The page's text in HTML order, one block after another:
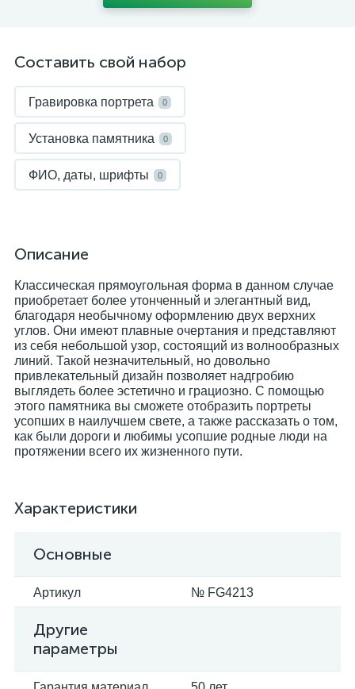
Составить свой набор
Гравировка портрета 0
Установка памятника 0
ФИО, даты, шрифты 0
Описание
Классическая прямоугольная форма в данном случае
приобретает более утонченный и элегантный вид,
благодаря необычному оформлению двух верхних
углов. Они имеют плавные очертания и представляют
из себя небольшой узор, состоящий из волнообразных
линий. Такой незначительный, но довольно
привлекательный дизайн позволяет надгробию
выглядеть более эстетично и грациозно. С помощью
этого памятника вы сможете отобразить портреты
усопших в наилучшем свете, а также рассказать о том,
как были дороги и любимы усопшие родные люди на
протяжении всего их жизненного пути.
Характеристики
Основные
Артикул № FG4213
Другие
параметры